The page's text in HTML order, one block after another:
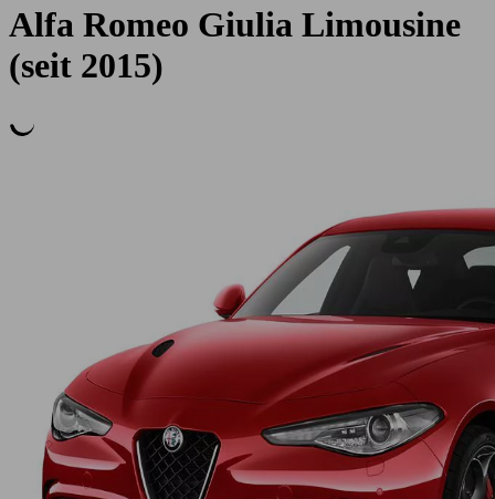
Alfa Romeo Giulia Limousine
(seit 2015)